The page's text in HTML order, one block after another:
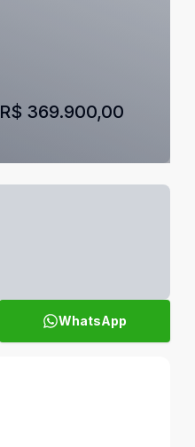
R$ 369.900,00
WhatsApp